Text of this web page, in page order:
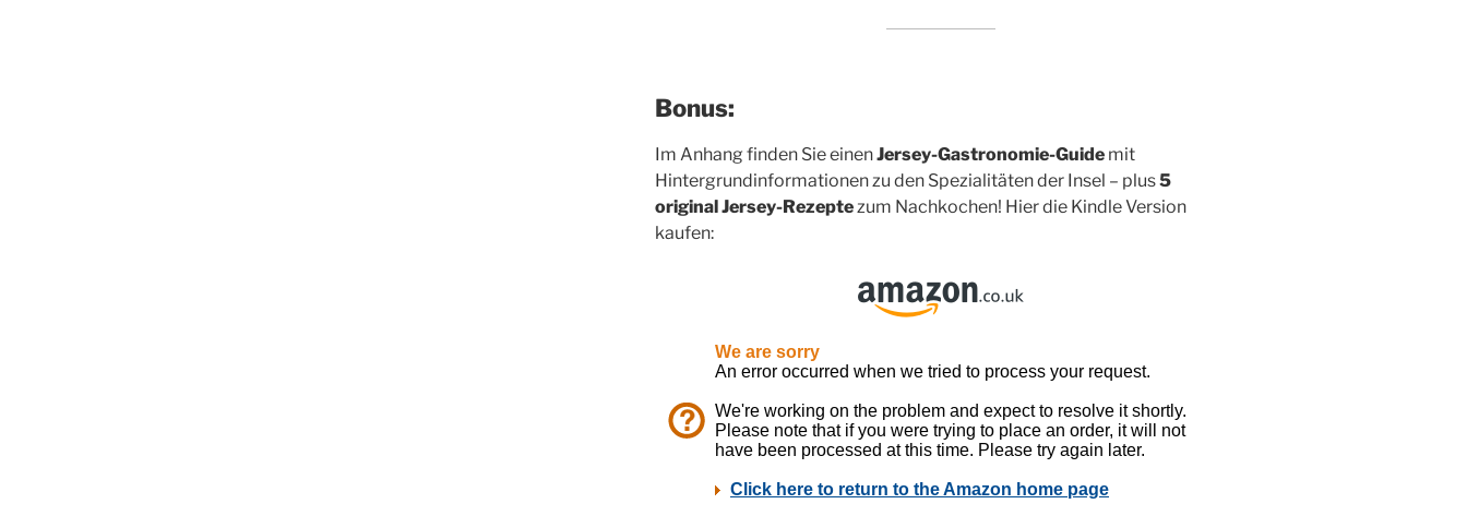
Bonus:
Im Anhang finden Sie einenJersey-Gastronomie-Guidemit
Hintergrundinformationen zu den Spezialitäten der Insel – plus5
original Jersey-Rezeptezum Nachkochen! Hier die Kindle Version
kaufen: